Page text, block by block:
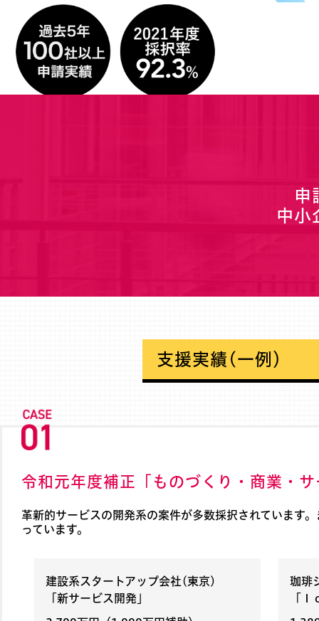
申
中小
支援実績(一例）
令和元年度補正「ものづくり・商業・
革新的サービスの開発系の案件が多数採択されています
っています。
建設系スタートアップ会社(東京)
「新サービス開発」
珈琲
「